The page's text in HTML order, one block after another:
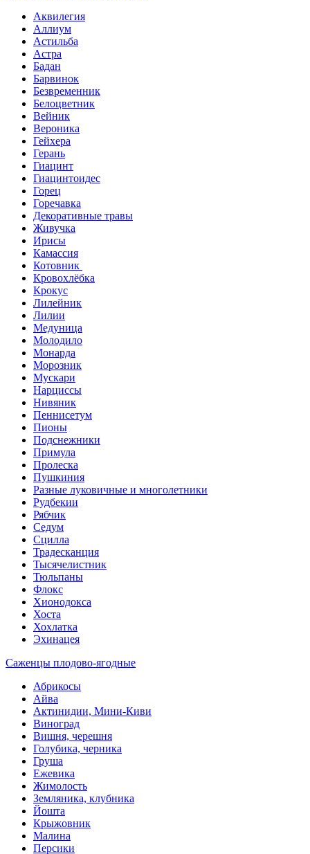
Аквилегия
Аллиум
Астильба
Астра
Бадан
Барвинок
Безвременник
Белоцветник
Вейник
Вероника
Гейхера
Герань
Гиацинт
Гиацинтоидес
Горец
Горечавка
Декоративные травы
Живучка
Ирисы
Камассия
Котовник
Кровохлёбка
Крокус
Лилейник
Лилии
Медуница
Молодило
Монарда
Морозник
Мускари
Нарциссы
Нивяник
Пеннисетум
Пионы
Подснежники
Примула
Пролеска
Пушкиния
Разные луковичные и многолетники
Рудбекии
Рябчик
Седум
Сцилла
Традесканция
Тысячелистник
Тюльпаны
Флокс
Хионодокса
Хоста
Хохлатка
Эхинацея
Саженцы плодово-ягодные
Абрикосы
Айва
Актинидии, Мини-Киви
Виноград
Вишня, черешня
Голубика, черника
Груша
Ежевика
Жимолость
Земляника, клубника
Йошта
Крыжовник
Малина
Персики